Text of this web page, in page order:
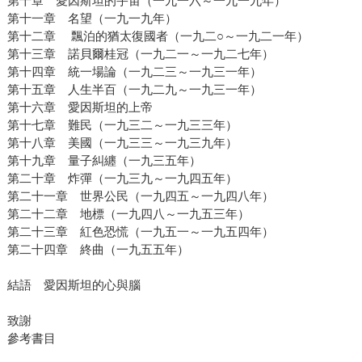
第十一章 名望（一九一九年）
第十二章 飄泊的猶太復國者（一九二○～一九二一年）
第十三章 諾貝爾桂冠（一九二一～一九二七年）
第十四章 統一場論（一九二三～一九三一年）
第十五章 人生半百（一九二九～一九三一年）
第十六章 愛因斯坦的上帝
第十七章 難民（一九三二～一九三三年）
第十八章 美國（一九三三～一九三九年）
第十九章 量子糾纏（一九三五年）
第二十章 炸彈（一九三九～一九四五年）
第二十一章 世界公民（一九四五～一九四八年）
第二十二章 地標（一九四八～一九五三年）
第二十三章 紅色恐慌（一九五一～一九五四年）
第二十四章 終曲（一九五五年）
結語 愛因斯坦的心與腦
致謝
參考書目